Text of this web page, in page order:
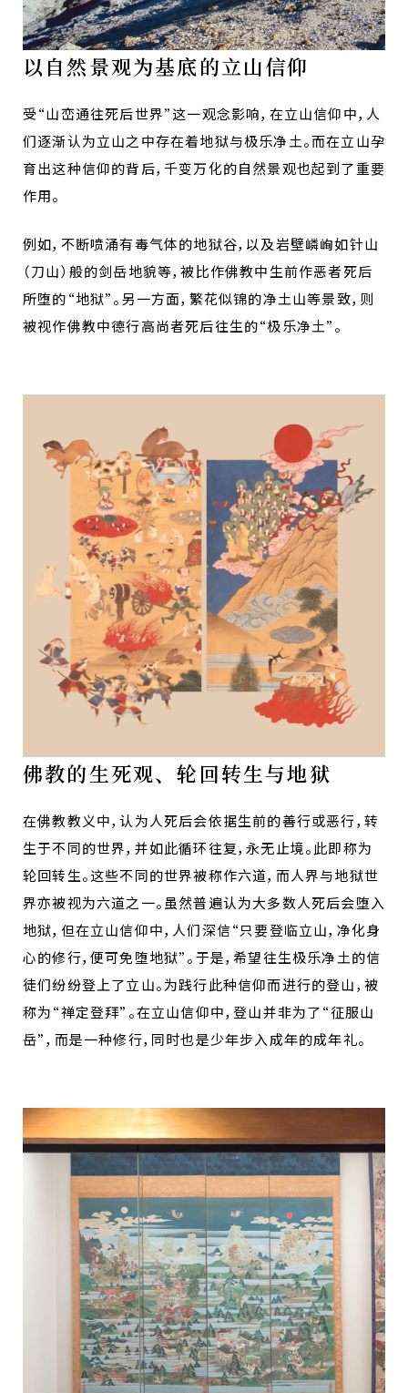
以自然景观为基底的立山信仰
受“山峦通往死后世界”这一观念影响，在立山信仰中，人
们逐渐认为立山之中存在着地狱与极乐净土。而在立山孕
育出这种信仰的背后，千变万化的自然景观也起到了重要
作用。
例如，不断喷涌有毒气体的地狱谷，以及岩壁嶙峋如针山
（刀山）般的剑岳地貌等，被比作佛教中生前作恶者死后
所堕的“地狱”。另一方面，繁花似锦的净土山等景致，则
被视作佛教中德行高尚者死后往生的“极乐净土”。
佛教的生死观、轮回转生与地狱
在佛教教义中，认为人死后会依据生前的善行或恶行，转
生于不同的世界，并如此循环往复，永无止境。此即称为
轮回转生。这些不同的世界被称作六道，而人界与地狱世
界亦被视为六道之一。虽然普遍认为大多数人死后会堕入
地狱，但在立山信仰中，人们深信“只要登临立山，净化身
心的修行，便可免堕地狱”。于是，希望往生极乐净土的信
徒们纷纷登上了立山。为践行此种信仰而进行的登山，被
称为“禅定登拜”。在立山信仰中，登山并非为了“征服山
岳”，而是一种修行，同时也是少年步入成年的成年礼。